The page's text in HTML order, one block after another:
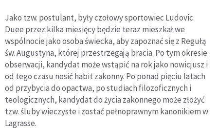
Jako tzw. postulant, były czołowy sportowiec Ludovic
Duee przez kilka miesięcy będzie teraz mieszkał we
wspólnocie jako osoba świecka, aby zapoznać się z Regułą
św. Augustyna, której przestrzegają bracia. Po tym okresie
obserwacji, kandydat może wstąpić na rok jako nowicjusz i
od tego czasu nosić habit zakonny. Po ponad pięciu latach
od przybycia do opactwa, po studiach filozoficznych i
teologicznych, kandydat do życia zakonnego może złożyć
tzw. śluby wieczyste i zostać pełnoprawnym kanonikiem w
Lagrasse.